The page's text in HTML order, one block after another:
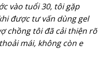
vào tuổi 30, tôi gặp
được tư vấn dùng gel
chồng tôi đã cải thiện rõ
mái, không còn e